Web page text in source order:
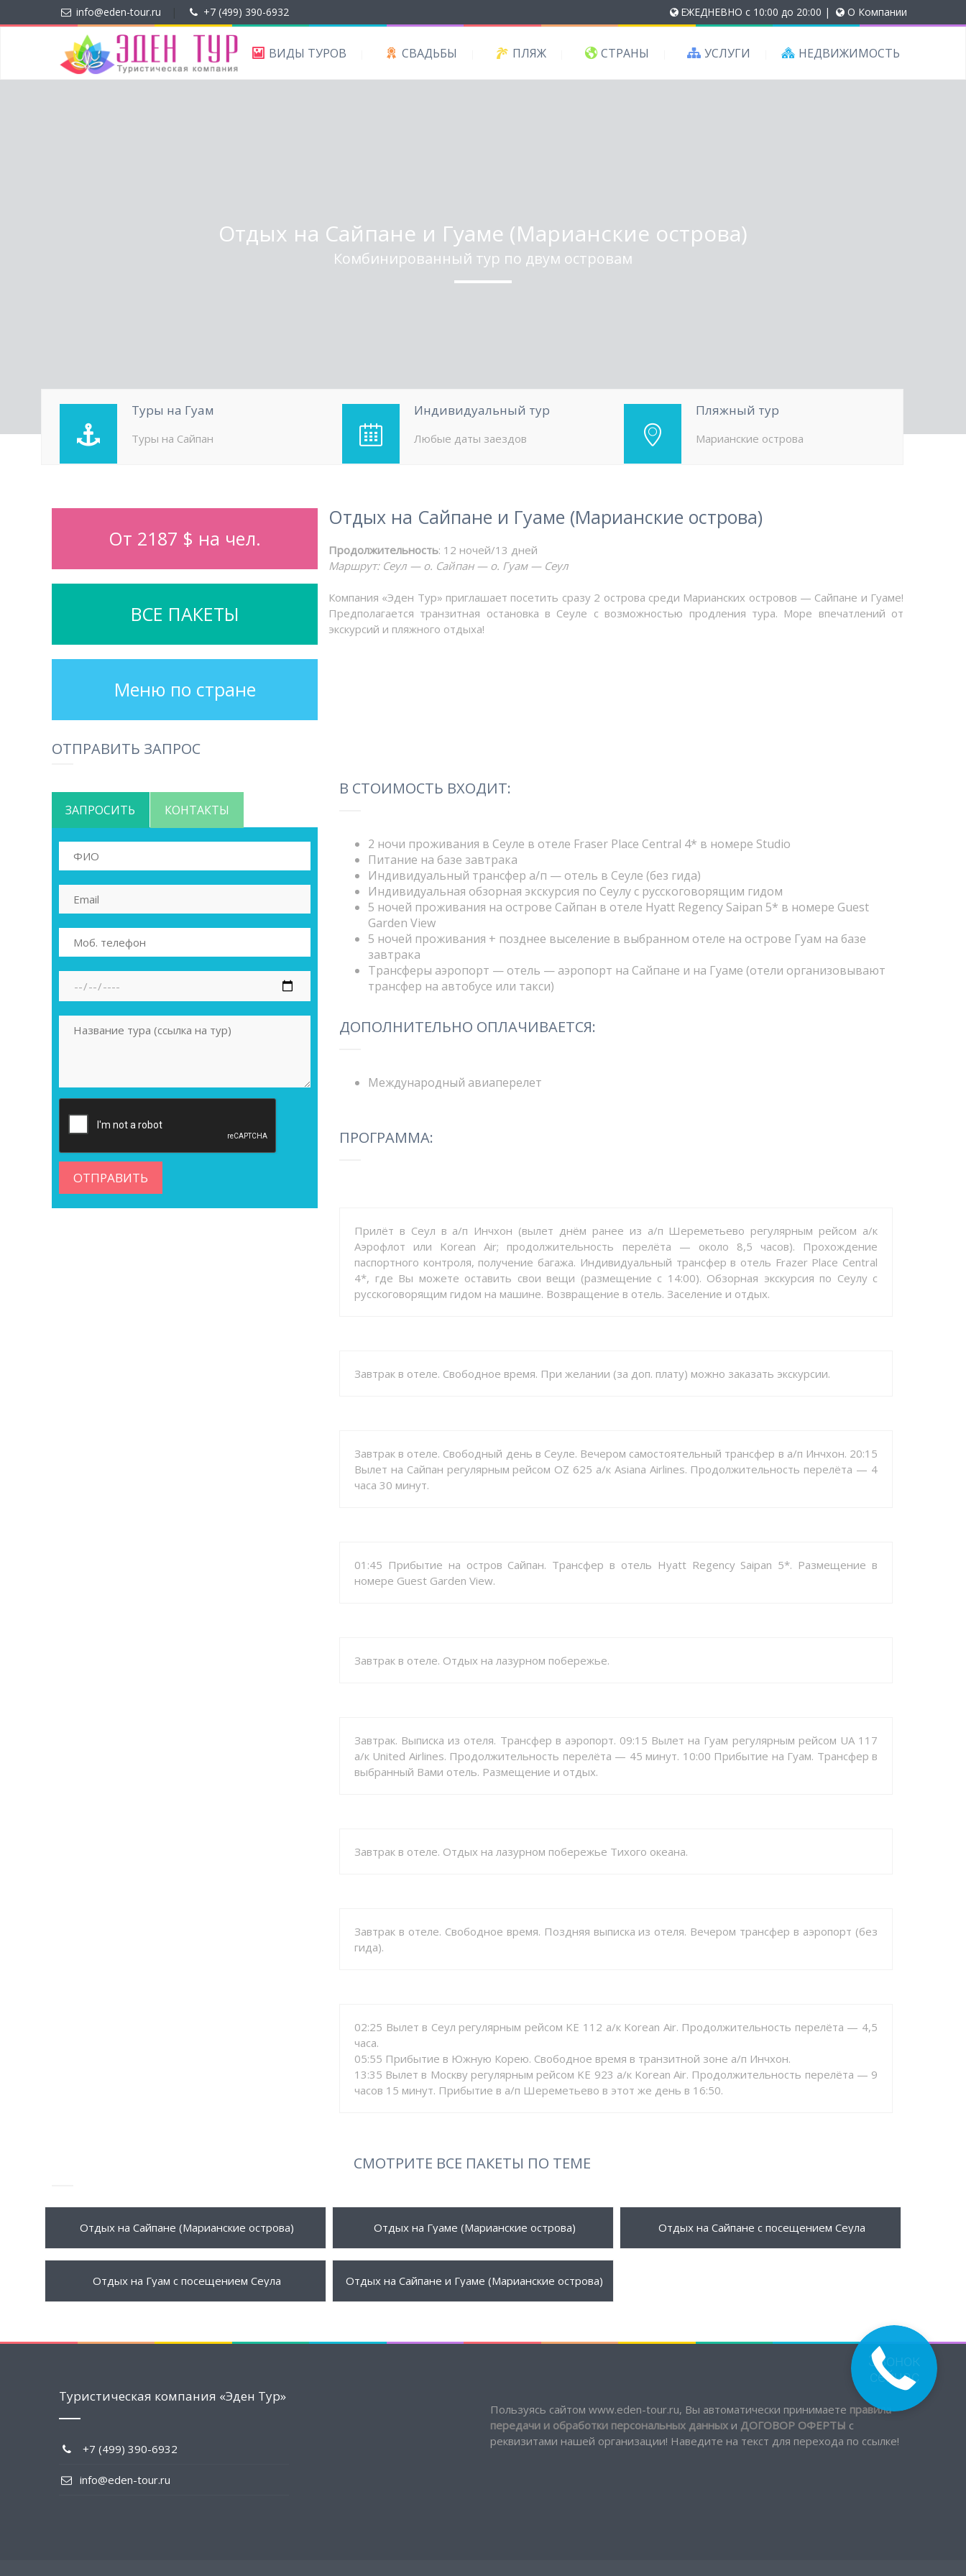
info@eden-tour.ru +7 (499) 390-6932 ЕЖЕДНЕВНО с 10:00 до 20:00 | О Компании
ВИДЫ ТУРОВ СВАДЬБЫ ПЛЯЖ СТРАНЫ УСЛУГИ НЕДВИЖИМОСТЬ
Отдых на Сайпане и Гуаме (Марианские острова)
Комбинированный тур по двум островам
Туры на Гуам
Туры на Сайпан
Индивидуальный тур
Любые даты заездов
Пляжный тур
Марианские острова
От 2187 $ на чел.
ВСЕ ПАКЕТЫ
Меню по стране
Отдых на Сайпане и Гуаме (Марианские острова)
Продолжительность: 12 ночей/13 дней
Маршрут: Сеул — о. Сайпан — о. Гуам — Сеул
Компания «Эден Тур» приглашает посетить сразу 2 острова среди Марианских островов — Сайпане и Гуаме!
Предполагается транзитная остановка в Сеуле с возможностью продления тура. Море впечатлений от
экскурсий и пляжного отдыха!
ОТПРАВИТЬ ЗАПРОС
ЗАПРОСИТЬ КОНТАКТЫ
В СТОИМОСТЬ ВХОДИТ:
2 ночи проживания в Сеуле в отеле Fraser Place Central 4* в номере Studio
Питание на базе завтрака
Индивидуальный трансфер а/п — отель в Сеуле (без гида)
Индивидуальная обзорная экскурсия по Сеулу с русскоговорящим гидом
5 ночей проживания на острове Сайпан в отеле Hyatt Regency Saipan 5* в номере Guest
Garden View
5 ночей проживания + позднее выселение в выбранном отеле на острове Гуам на базе
завтрака
Трансферы аэропорт — отель — аэропорт на Сайпане и на Гуаме (отели организовывают
трансфер на автобусе или такси)
ДОПОЛНИТЕЛЬНО ОПЛАЧИВАЕТСЯ:
Международный авиаперелет
ПРОГРАММА:
Прилёт в Сеул в а/п Инчхон (вылет днём ранее из а/п Шереметьево регулярным рейсом а/к
Аэрофлот или Korean Air; продолжительность перелёта — около 8,5 часов). Прохождение
паспортного контроля, получение багажа. Индивидуальный трансфер в отель Frazer Place Central
4*, где Вы можете оставить свои вещи (размещение c 14:00). Обзорная экскурсия по Сеулу с
русскоговорящим гидом на машине. Возвращение в отель. Заселение и отдых.
Завтрак в отеле. Свободное время. При желании (за доп. плату) можно заказать экскурсии.
Завтрак в отеле. Свободный день в Сеуле. Вечером самостоятельный трансфер в а/п Инчхон. 20:15
Вылет на Сайпан регулярным рейсом OZ 625 а/к Asiana Airlines. Продолжительность перелёта — 4
часа 30 минут.
01:45 Прибытие на остров Сайпан. Трансфер в отель Hyatt Regency Saipan 5*. Размещение в
номере Guest Garden View.
Завтрак в отеле. Отдых на лазурном побережье.
Завтрак. Выписка из отеля. Трансфер в аэропорт. 09:15 Вылет на Гуам регулярным рейсом UA 117
а/к United Airlines. Продолжительность перелёта — 45 минут. 10:00 Прибытие на Гуам. Трансфер в
выбранный Вами отель. Размещение и отдых.
Завтрак в отеле. Отдых на лазурном побережье Тихого океана.
Завтрак в отеле. Свободное время. Поздняя выписка из отеля. Вечером трансфер в аэропорт (без
гида).
02:25 Вылет в Сеул регулярным рейсом KE 112 а/к Korean Air. Продолжительность перелёта — 4,5
часа.
05:55 Прибытие в Южную Корею. Свободное время в транзитной зоне а/п Инчхон.
13:35 Вылет в Москву регулярным рейсом KE 923 а/к Korean Air. Продолжительность перелёта — 9
часов 15 минут. Прибытие в а/п Шереметьево в этот же день в 16:50.
СМОТРИТЕ ВСЕ ПАКЕТЫ ПО ТЕМЕ
543 $ ПОДРОБНЕЕ
Отдых на Сайпане (Марианские острова) 683 $ ПОДРОБНЕЕ
Отдых на Гуаме (Марианские острова) 1230 $ ПОДРОБНЕЕ
Отдых на Сайпане с посещением Сеула
1426 $ ПОДРОБНЕЕ
Отдых на Гуам с посещением Сеула 2187 $ ПОДРОБНЕЕ
Отдых на Сайпане и Гуаме (Марианские острова)
Туристическая компания «Эден Тур»
+7 (499) 390-6932
info@eden-tour.ru
Пользуясь сайтом www.eden-tour.ru, Вы автоматически принимаете правила
передачи и обработки персональных данных и ДОГОВОР ОФЕРТЫ с
реквизитами нашей организации! Наведите на текст для перехода по ссылке!